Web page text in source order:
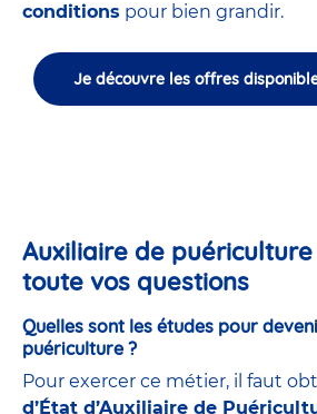
conditions pour bien grandir.
Je découvre les offres
Auxiliaire de
toute vos questions
Quelles sont les études pour
puériculture ?
Pour exercer ce métier, il faut
d’État d’Auxiliaire de